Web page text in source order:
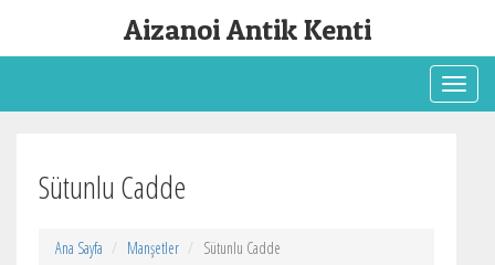
Aizanoi Antik Kenti
Sütunlu Cadde
Ana Sayfa Manşetler Sütunlu Cadde